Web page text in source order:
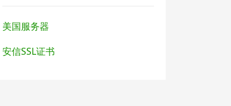
美国服务器
安信SSL证书